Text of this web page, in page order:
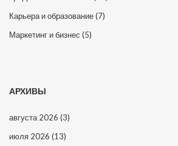
Карьера и образование(7)
Маркетинг и бизнес (5)
АРХИВЫ
августа 2026 (3)
июля 2026 (13)